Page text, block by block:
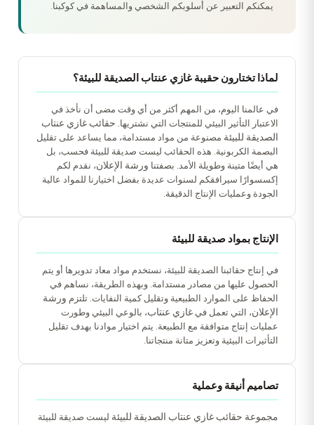
يمكنكم التعبير عن أسلوبكم الشخصي والمساهمة في كوكبنا.
لماذا تختارون حقيبة غازي عنتاب الصديقة للبيئة؟
في عالمنا اليوم، من المهم أكثر من أي وقت مضى أن نأخذ في
الاعتبار التأثير البيئي للمنتجات التي نشتريها. حقائب غازي عنتاب
الصديقة للبيئة مصنوعة من مواد مستدامة، مما يساعد على تقليل
البصمة الكربونية. هذه الحقائب ليست صديقة للبيئة فحسب، بل
هي أيضًا متينة وطويلة الأمد. بصفتنا ورشة الإعلان، نقدم لكم
إكسسوارًا سيرافقكم لسنوات عديدة بفضل اختيارنا للمواد عالية
الجودة وعمليات الإنتاج الدقيقة.
الإنتاج بمواد صديقة للبيئة
في إنتاج حقائبنا الصديقة للبيئة، نستخدم مواد معاد تدويرها أو يتم
الحصول عليها من مصادر مستدامة. وبهذه الطريقة، نساهم في
الحفاظ على الموارد الطبيعية وتقليل كمية النفايات. تلتزم ورشة
الإعلان، التي تعمل في غازي عنتاب، بالوعي البيئي وطورت
عمليات إنتاج متوافقة مع الطبيعة. يتم اختيار موادنا بهدف تقليل
التأثيرات البيئية وتعزيز متانة منتجاتنا.
تصاميم أنيقة وعملية
مجموعة حقائب غازي عنتاب الصديقة للبيئة ليست صديقة للبيئة